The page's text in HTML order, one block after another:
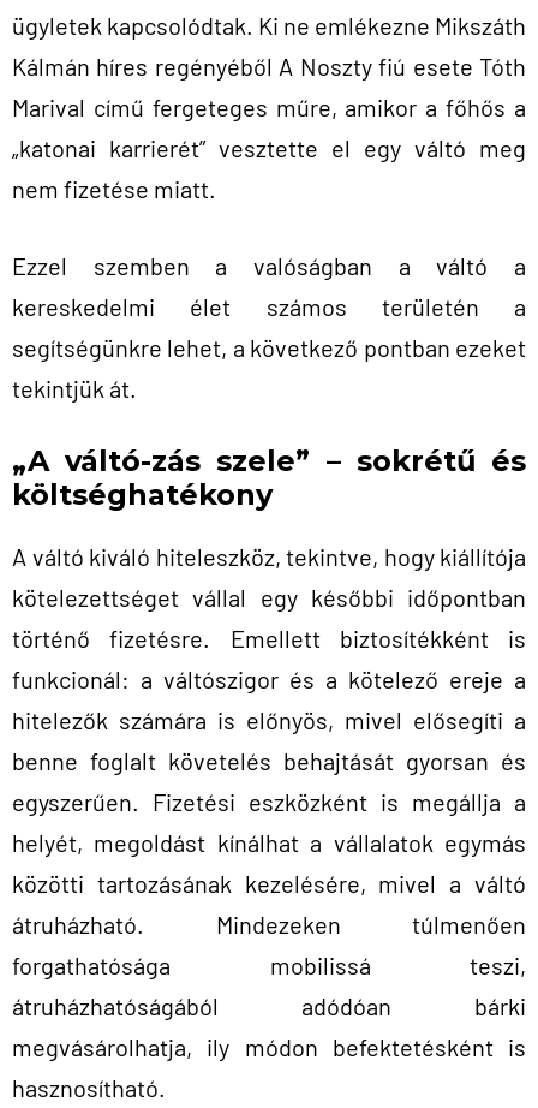
ügyletek kapcsolódtak. Ki ne emlékezne Mikszáth
Kálmán híres regényéből A Noszty fiú esete Tóth
Marival című fergeteges műre, amikor a főhős a
„katonai karrierét” vesztette el egy váltó meg
nem fizetése miatt.
Ezzel szemben a valóságban a váltó a
kereskedelmi élet számos területén a
segítségünkre lehet, a következő pontban ezeket
tekintjük át.
„A váltó-zás szele” – sokrétű és
költséghatékony
A váltó kiváló hiteleszköz, tekintve, hogy kiállítója
kötelezettséget vállal egy későbbi időpontban
történő fizetésre. Emellett biztosítékként is
funkcionál: a váltószigor és a kötelező ereje a
hitelezők számára is előnyös, mivel elősegíti a
benne foglalt követelés behajtását gyorsan és
egyszerűen. Fizetési eszközként is megállja a
helyét, megoldást kínálhat a vállalatok egymás
közötti tartozásának kezelésére, mivel a váltó
átruházható. Mindezeken túlmenően
forgathatósága mobilissá teszi,
átruházhatóságából adódóan bárki
megvásárolhatja, ily módon befektetésként is
hasznosítható.